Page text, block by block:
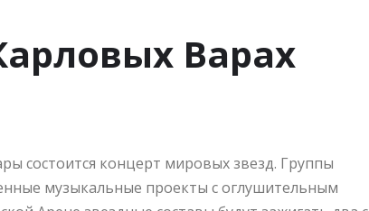
Варах
состоится концерт мировых звезд. Группы
музыкальные проекты с оглушительным